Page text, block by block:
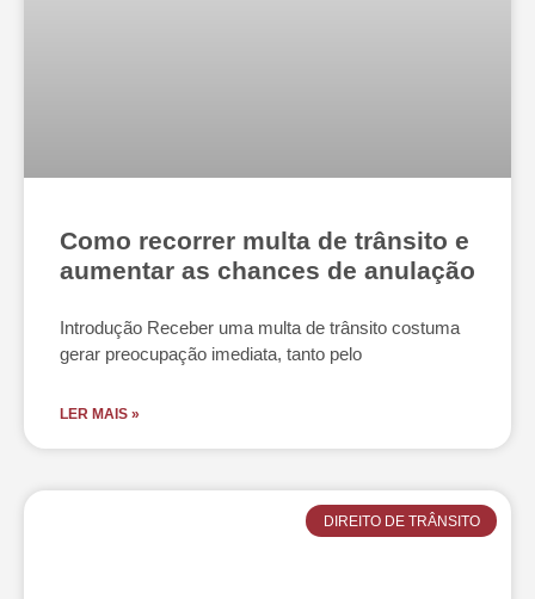
Como recorrer multa de trânsito e
aumentar as chances de anulação
Introdução Receber uma multa de trânsito costuma
gerar preocupação imediata, tanto pelo
LER MAIS »
DIREITO DE TRÂNSITO